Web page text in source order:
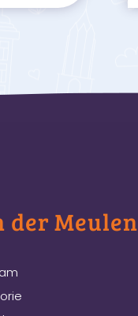
der Meulen